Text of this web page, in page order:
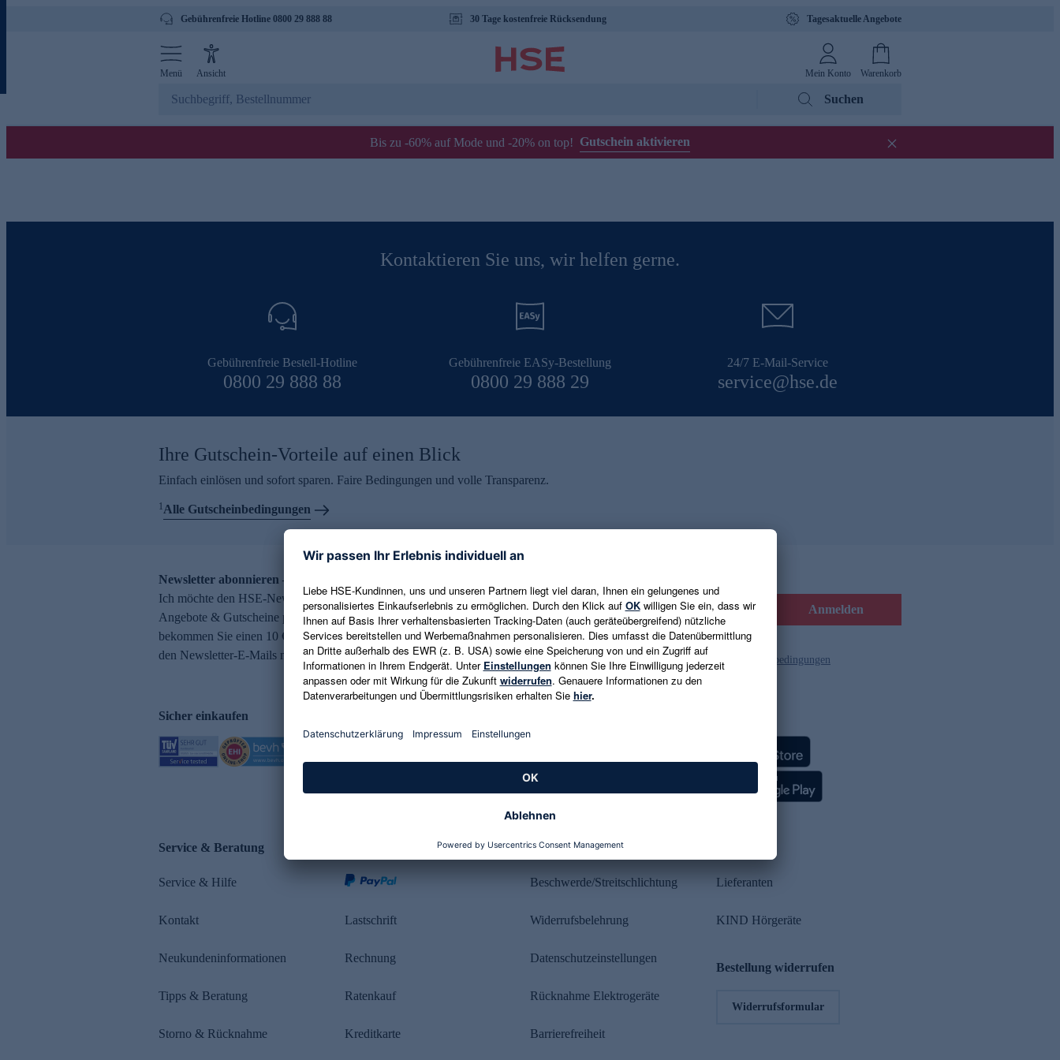
Gebührenfreie Hotline 0800 29 888 88 30 Tage kostenfreie Rücksendung Tagesaktuelle Angebote
Menü Ansicht Mein Konto Warenkorb
Suchen
Bis zu -60% auf Mode und -20% on top! Gutschein aktivieren
Kontaktieren Sie uns, wir helfen gerne.
Gebührenfreie Bestell-Hotline
0800 29 888 88
Gebührenfreie EASy-Bestellung
0800 29 888 29
24/7 E-Mail-Service
service@hse.de
Ihre Gutschein-Vorteile auf einen Blick
Einfach einlösen und sofort sparen. Faire Bedingungen und volle Transparenz.
1Alle Gutscheinbedingungen
Newsletter abonnieren – 10 € Gutschein erhalten
Ich möchte den HSE-Newsletter abonnieren und aktuelle Trends,
Angebote & Gutscheine per E-Mail erhalten. Als Dankeschön
bekommen Sie einen 10 € Gutschein. Eine Abmeldung ist jederzeit in
den Newsletter-E-Mails möglich.
E-Mail-Adresse eingeben Anmelden
Es gelten die Datenschutzrichtlinien und die Gutscheinbedingungen
Sicher einkaufen
Service & Beratung
Service & Hilfe
Kontakt
Neukundeninformationen
Tipps & Beratung
Storno & Rücknahme
Lastschrift
Rechnung
Ratenkauf
Kreditkarte
Rechtliches
Beschwerde/Streitschlichtung
Widerrufsbelehrung
Datenschutzeinstellungen
Rücknahme Elektrogeräte
Barrierefreiheit
Lieferanten
KIND Hörgeräte
Bestellung widerrufen
Widerrufsformular